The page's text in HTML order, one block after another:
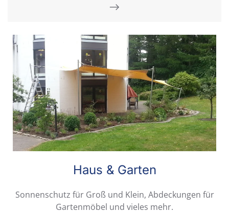
Haus & Garten
Sonnenschutz für Groß und Klein, Abdeckungen für
Gartenmöbel und vieles mehr.